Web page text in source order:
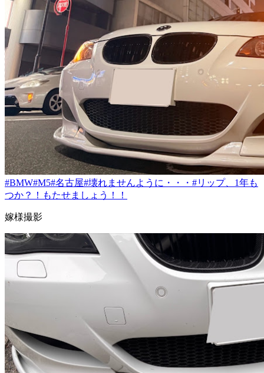
#BMW#M5#名古屋#壊れませんように・・・ #リップ、1年も
つか？！もたせましょう！！
嫁様撮影